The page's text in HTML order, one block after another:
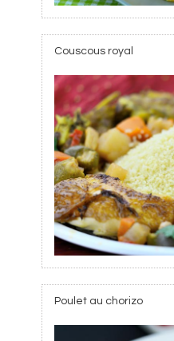
Couscous royal
Poulet au chorizo